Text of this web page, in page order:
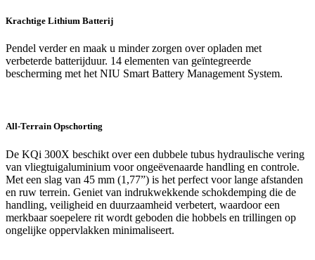
Krachtige Lithium Batterij
Pendel verder en maak u minder zorgen over opladen met
verbeterde batterijduur. 14 elementen van geïntegreerde
bescherming met het NIU Smart Battery Management System.
All-Terrain Opschorting
De KQi 300X beschikt over een dubbele tubus hydraulische vering
van vliegtuigaluminium voor ongeëvenaarde handling en controle.
Met een slag van 45 mm (1,77”) is het perfect voor lange afstanden
en ruw terrein. Geniet van indrukwekkende schokdemping die de
handling, veiligheid en duurzaamheid verbetert, waardoor een
merkbaar soepelere rit wordt geboden die hobbels en trillingen op
ongelijke oppervlakken minimaliseert.